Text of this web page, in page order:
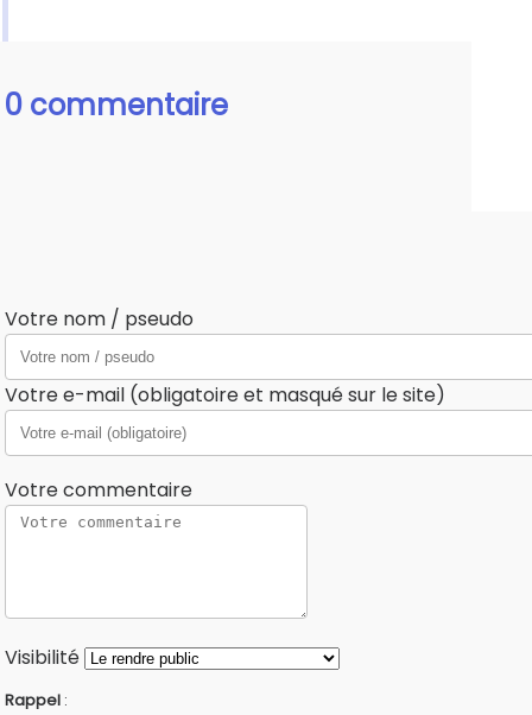
0 commentaire
Votre nom / pseudo
Votre e-mail (obligatoire et masqué sur le site)
Votre commentaire
Visibilité
Rappel :